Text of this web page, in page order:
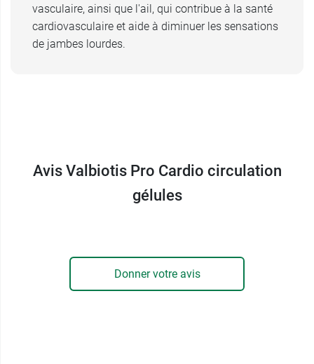
vasculaire, ainsi que l'ail, qui contribue à la santé
cardiovasculaire et aide à diminuer les sensations
de jambes lourdes.
Avis Valbiotis Pro Cardio circulation
gélules
Donner votre avis